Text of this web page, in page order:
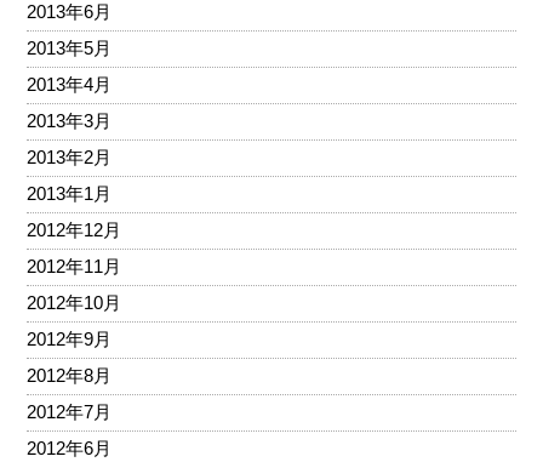
2013年6月
2013年5月
2013年4月
2013年3月
2013年2月
2013年1月
2012年12月
2012年11月
2012年10月
2012年9月
2012年8月
2012年7月
2012年6月